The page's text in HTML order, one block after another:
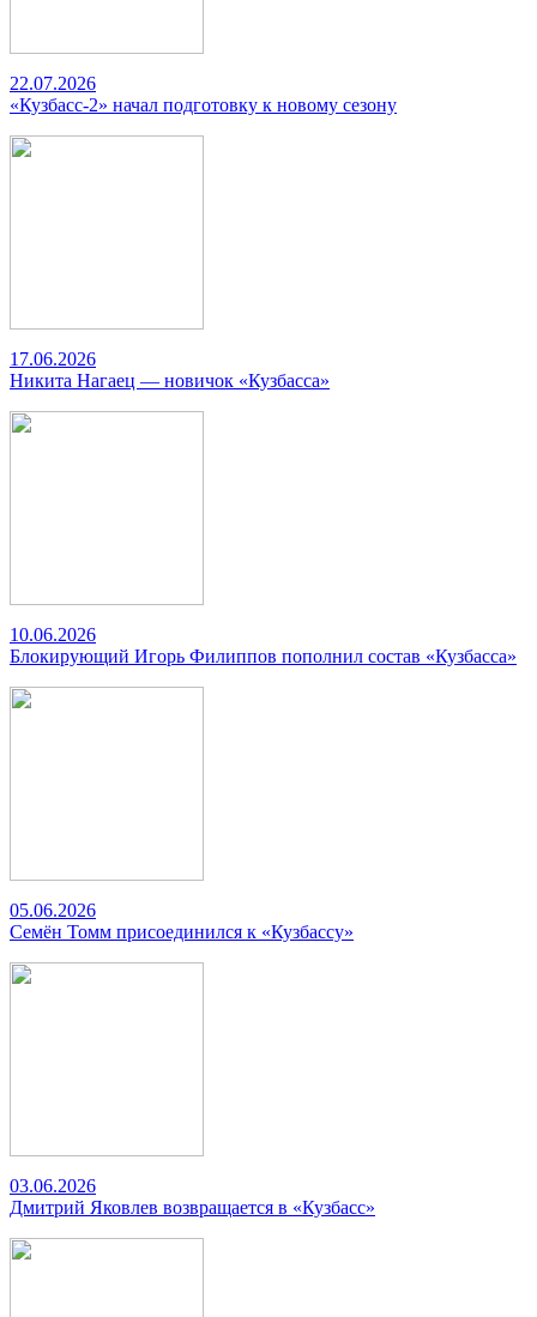
22.07.2026
«Кузбасс-2» начал подготовку к новому сезону
17.06.2026
Никита Нагаец — новичок «Кузбасса»
10.06.2026
Блокирующий Игорь Филиппов пополнил состав «Кузбасса»
05.06.2026
Семён Томм присоединился к «Кузбассу»
03.06.2026
Дмитрий Яковлев возвращается в «Кузбасс»